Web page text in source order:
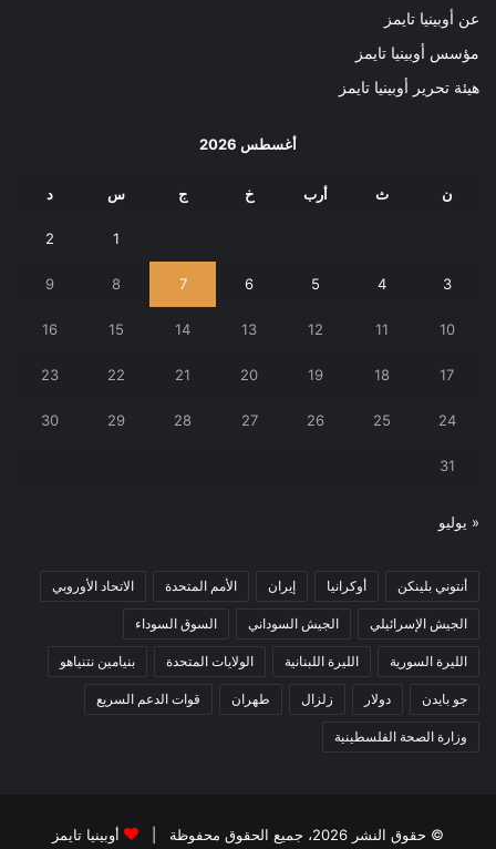
عن أوبينيا تايمز
مؤسس أوبينيا تايمز
هيئة تحرير أوبينيا تايمز
أغسطس 2026
ن ث أرب خ ج س د
1
2
3
4
5
6
7
8
9
10
11
12
13
14
15
16
17
18
19
20
21
22
23
24
25
26
27
28
29
30
31
« يوليو
أنتوني بلينكن أوكرانيا إيران الأمم المتحدة الاتحاد الأوروبي
الجيش الإسرائيلي الجيش السوداني السوق السوداء
الليرة السورية الليرة اللبنانية الولايات المتحدة بنيامين نتنياهو
جو بايدن دولار زلزال طهران قوات الدعم السريع
وزارة الصحة الفلسطينية
© حقوق النشر 2026، جميع الحقوق محفوظة | أوبينيا تايمز